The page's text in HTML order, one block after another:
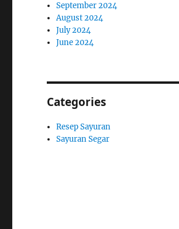
September 2024
August 2024
July 2024
June 2024
Categories
Resep Sayuran
Sayuran Segar